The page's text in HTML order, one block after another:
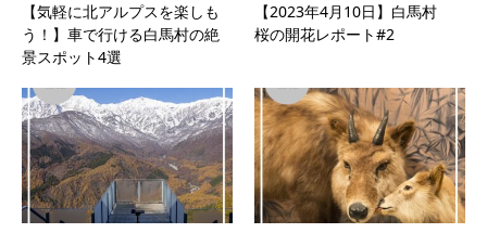
【気軽に北アルプスを楽しも
う！】車で行ける白馬村の絶
景スポット4選
【2023年4月10日】白馬村
桜の開花レポート#2